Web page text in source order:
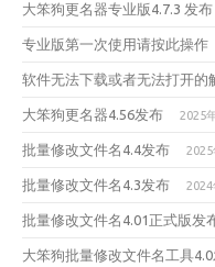
大笨狗更名器专业版4.7.3 发布
专业版第一次使用请按此操作
软件无法下载或者无法打开的
大笨狗更名器4.56发布 2025
批量修改文件名4.4发布 2025
批量修改文件名4.3发布 2024
批量修改文件名4.01正式版发
大笨狗批量修改文件名工具